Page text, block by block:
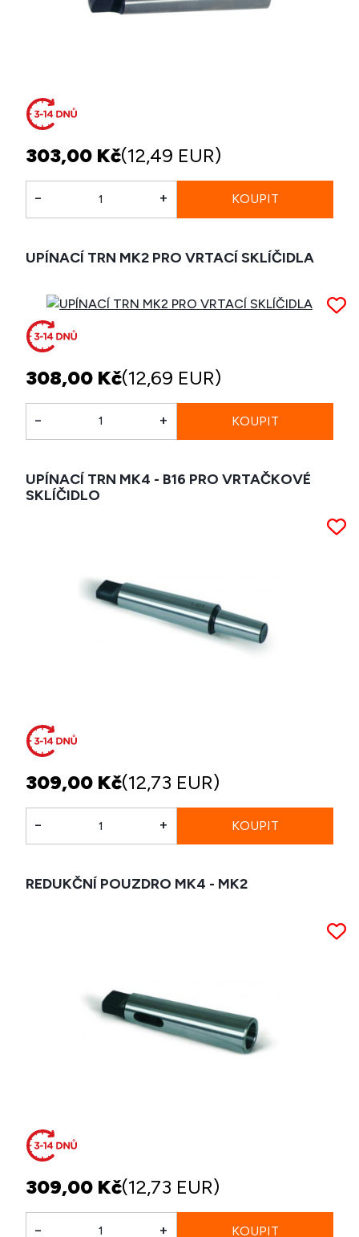
303,00 Kč(12,49 EUR)
- +
UPÍNACÍ TRN MK2 PRO VRTACÍ SKLÍČIDLA
308,00 Kč(12,69 EUR)
- +
UPÍNACÍ TRN MK4 - B16 PRO VRTAČKOVÉ
SKLÍČIDLO
309,00 Kč(12,73 EUR)
- +
REDUKČNÍ POUZDRO MK4 - MK2
309,00 Kč(12,73 EUR)
- +